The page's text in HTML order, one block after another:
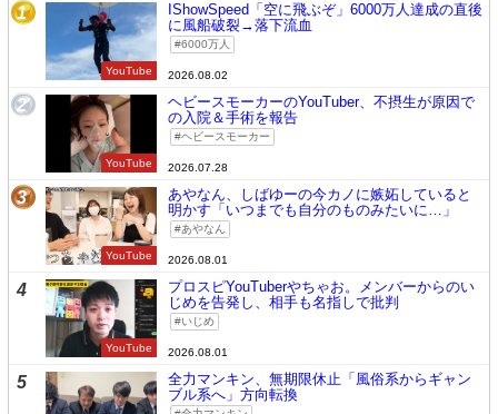
1
YouTube
IShowSpeed「空に飛ぶぞ」6000万人達成の直後
に風船破裂→落下流血
6000万人
2026.08.02
2
YouTube
ヘビースモーカーのYouTuber、不摂生が原因で
の入院＆手術を報告
ヘビースモーカー
2026.07.28
3
YouTube
あやなん、しばゆーの今カノに嫉妬していると
明かす「いつまでも自分のものみたいに…」
あやなん
2026.08.01
4
YouTube
プロスピYouTuberやちゃお。メンバーからのい
じめを告発し、相手も名指しで批判
いじめ
2026.08.01
5
全力マンキン、無期限休止「風俗系からギャン
ブル系へ」方向転換